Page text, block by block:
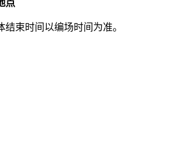
点
束时间以编场时间为准。